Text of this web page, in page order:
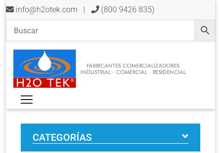
info@h2otek.com | (800 9426 835)
CATEGORÍAS